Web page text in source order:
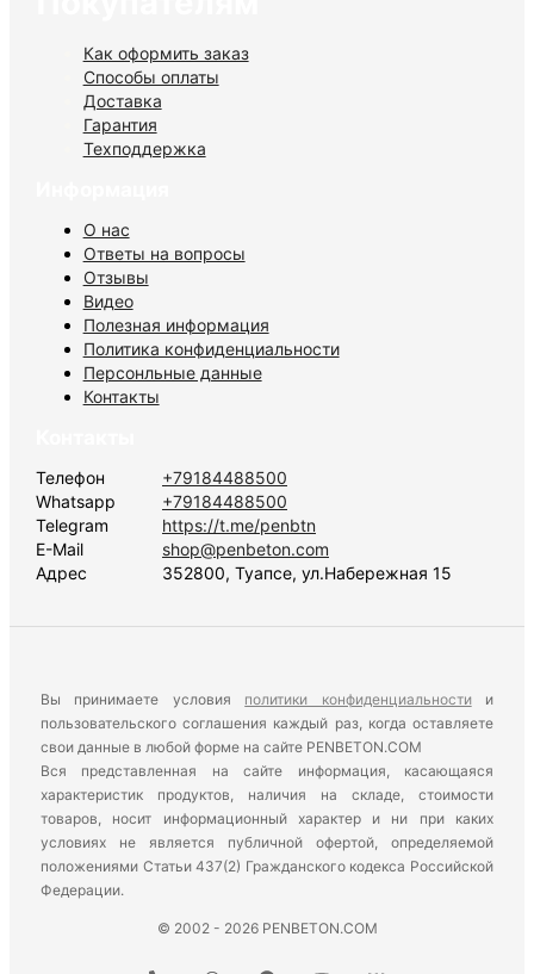
Как оформить заказ
Способы оплаты
Доставка
Гарантия
Техподдержка
О нас
Ответы на вопросы
Отзывы
Видео
Полезная информация
Политика конфиденциальности
Персонльные данные
Контакты
Телефон
+79184488500
Whatsapp
+79184488500
Telegram
https://t.me/penbtn
E-Mail
shop@penbeton.com
Адрес
352800, Туапсе, ул.Набережная 15
Вы принимаете условия политики конфиденциальностии
пользовательского соглашения каждый раз, когда оставляете
свои данные в любой форме на сайте PENBETON.COM
Вся представленная на сайте информация, касающаяся
характеристик продуктов, наличия на складе, стоимости
товаров, носит информационный характер и ни при каких
условиях не является публичной офертой, определяемой
положениями Статьи 437(2) Гражданского кодекса Российской
Федерации.
© 2002 - 2026 PENBETON.COM